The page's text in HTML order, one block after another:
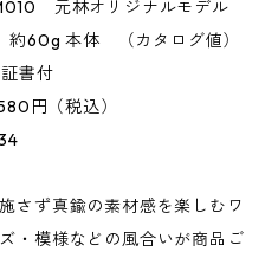
元林オリジナルモデル
60g 本体 （カタログ値）
書付
円（税込）
さず真鍮の素材感を楽しむワ
・模様などの風合いが商品ご